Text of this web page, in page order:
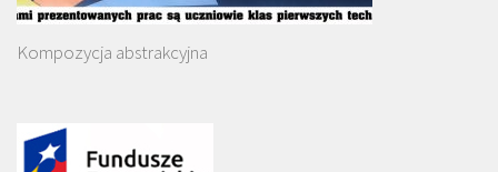
Kompozycja abstrakcyjna